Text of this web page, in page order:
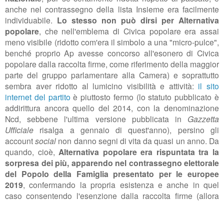
anche nel contrassegno della lista Insieme era facilmente
individuabile. Lo stesso non può dirsi per Alternativa
popolare, che nell'emblema di Civica popolare era assai
meno visibile (ridotto com'era il simbolo a una "micro-pulce",
benché proprio Ap avesse concorso all'esonero di Civica
popolare dalla raccolta firme, come riferimento della maggior
parte del gruppo parlamentare alla Camera) e soprattutto
sembra aver ridotto al lumicino visibilità e attività: il sito
internet del partito è piuttosto fermo (lo statuto pubblicato è
addirittura ancora quello del 2014, con la denominazione
Ncd, sebbene l'ultima versione pubblicata in Gazzetta
Ufficiale risalga a gennaio di quest'anno), persino gli
accountsocial non danno segni di vita da quasi un anno. Da
quando, cioè, Alternativa popolare era rispuntata tra la
sorpresa dei più, apparendo nel contrassegno elettorale
del Popolo della Famiglia presentato per le europee
2019, confermando la propria esistenza e anche in quel
caso consentendo l'esenzione dalla raccolta firme (allora